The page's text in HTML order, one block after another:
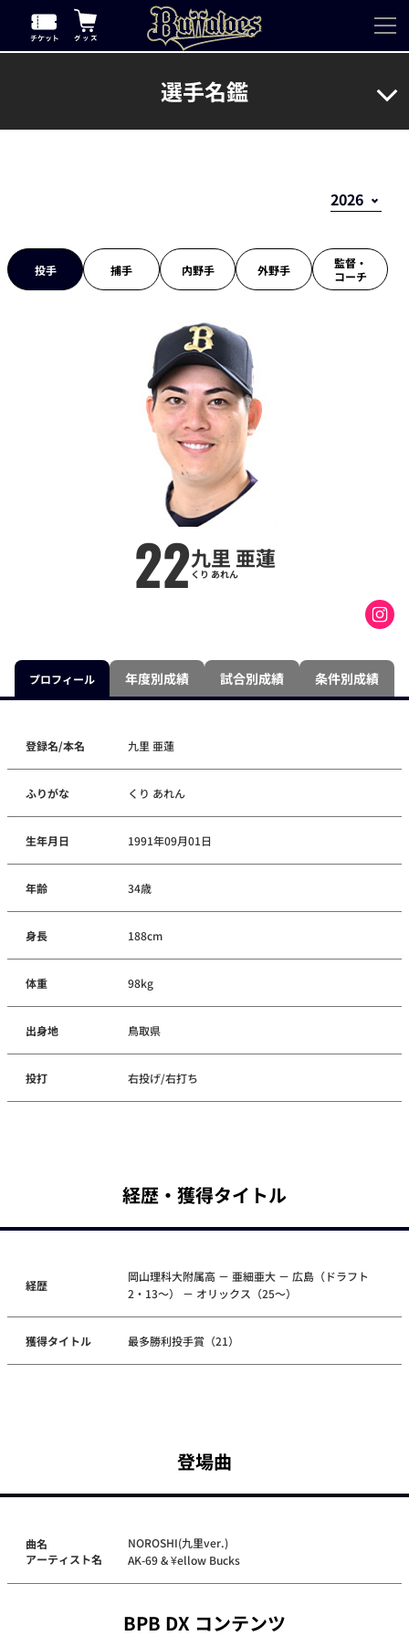
選手名鑑
投手 捕手 内野手 外野手
監督・
コーチ
22九里 亜蓮
くり あれん
プロフィール 年度別成績 試合別成績 条件別成績
登録名/本名 九里 亜蓮
ふりがな くり あれん
生年月日 1991年09月01日
年齢 34歳
身長 188cm
体重 98kg
出身地 鳥取県
投打 右投げ/右打ち
経歴・獲得タイトル
経歴
岡山理科大附属高 － 亜細亜大 － 広島（ドラフト
2・13～） － オリックス（25～）
獲得タイトル 最多勝利投手賞（21）
登場曲
曲名
アーティスト名
NOROSHI(九里ver.)
AK-69 & ¥ellow Bucks
BPB DX コンテンツ